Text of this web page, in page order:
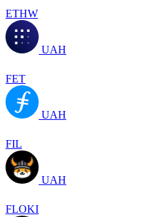
ETHW
UAH
FET
UAH
FIL
UAH
FLOKI